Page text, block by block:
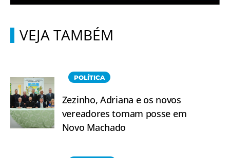
VEJA TAMBÉM
POLÍTICA
Zezinho, Adriana e os novos
vereadores tomam posse em
Novo Machado